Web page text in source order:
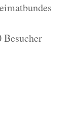
Besucher